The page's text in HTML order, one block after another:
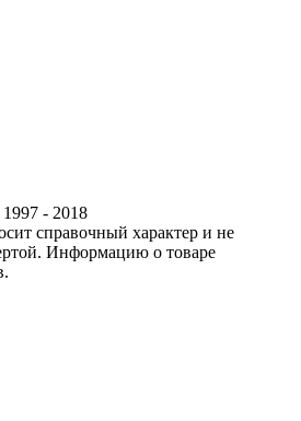
- 2018
справочный характер и не
Информацию о товаре